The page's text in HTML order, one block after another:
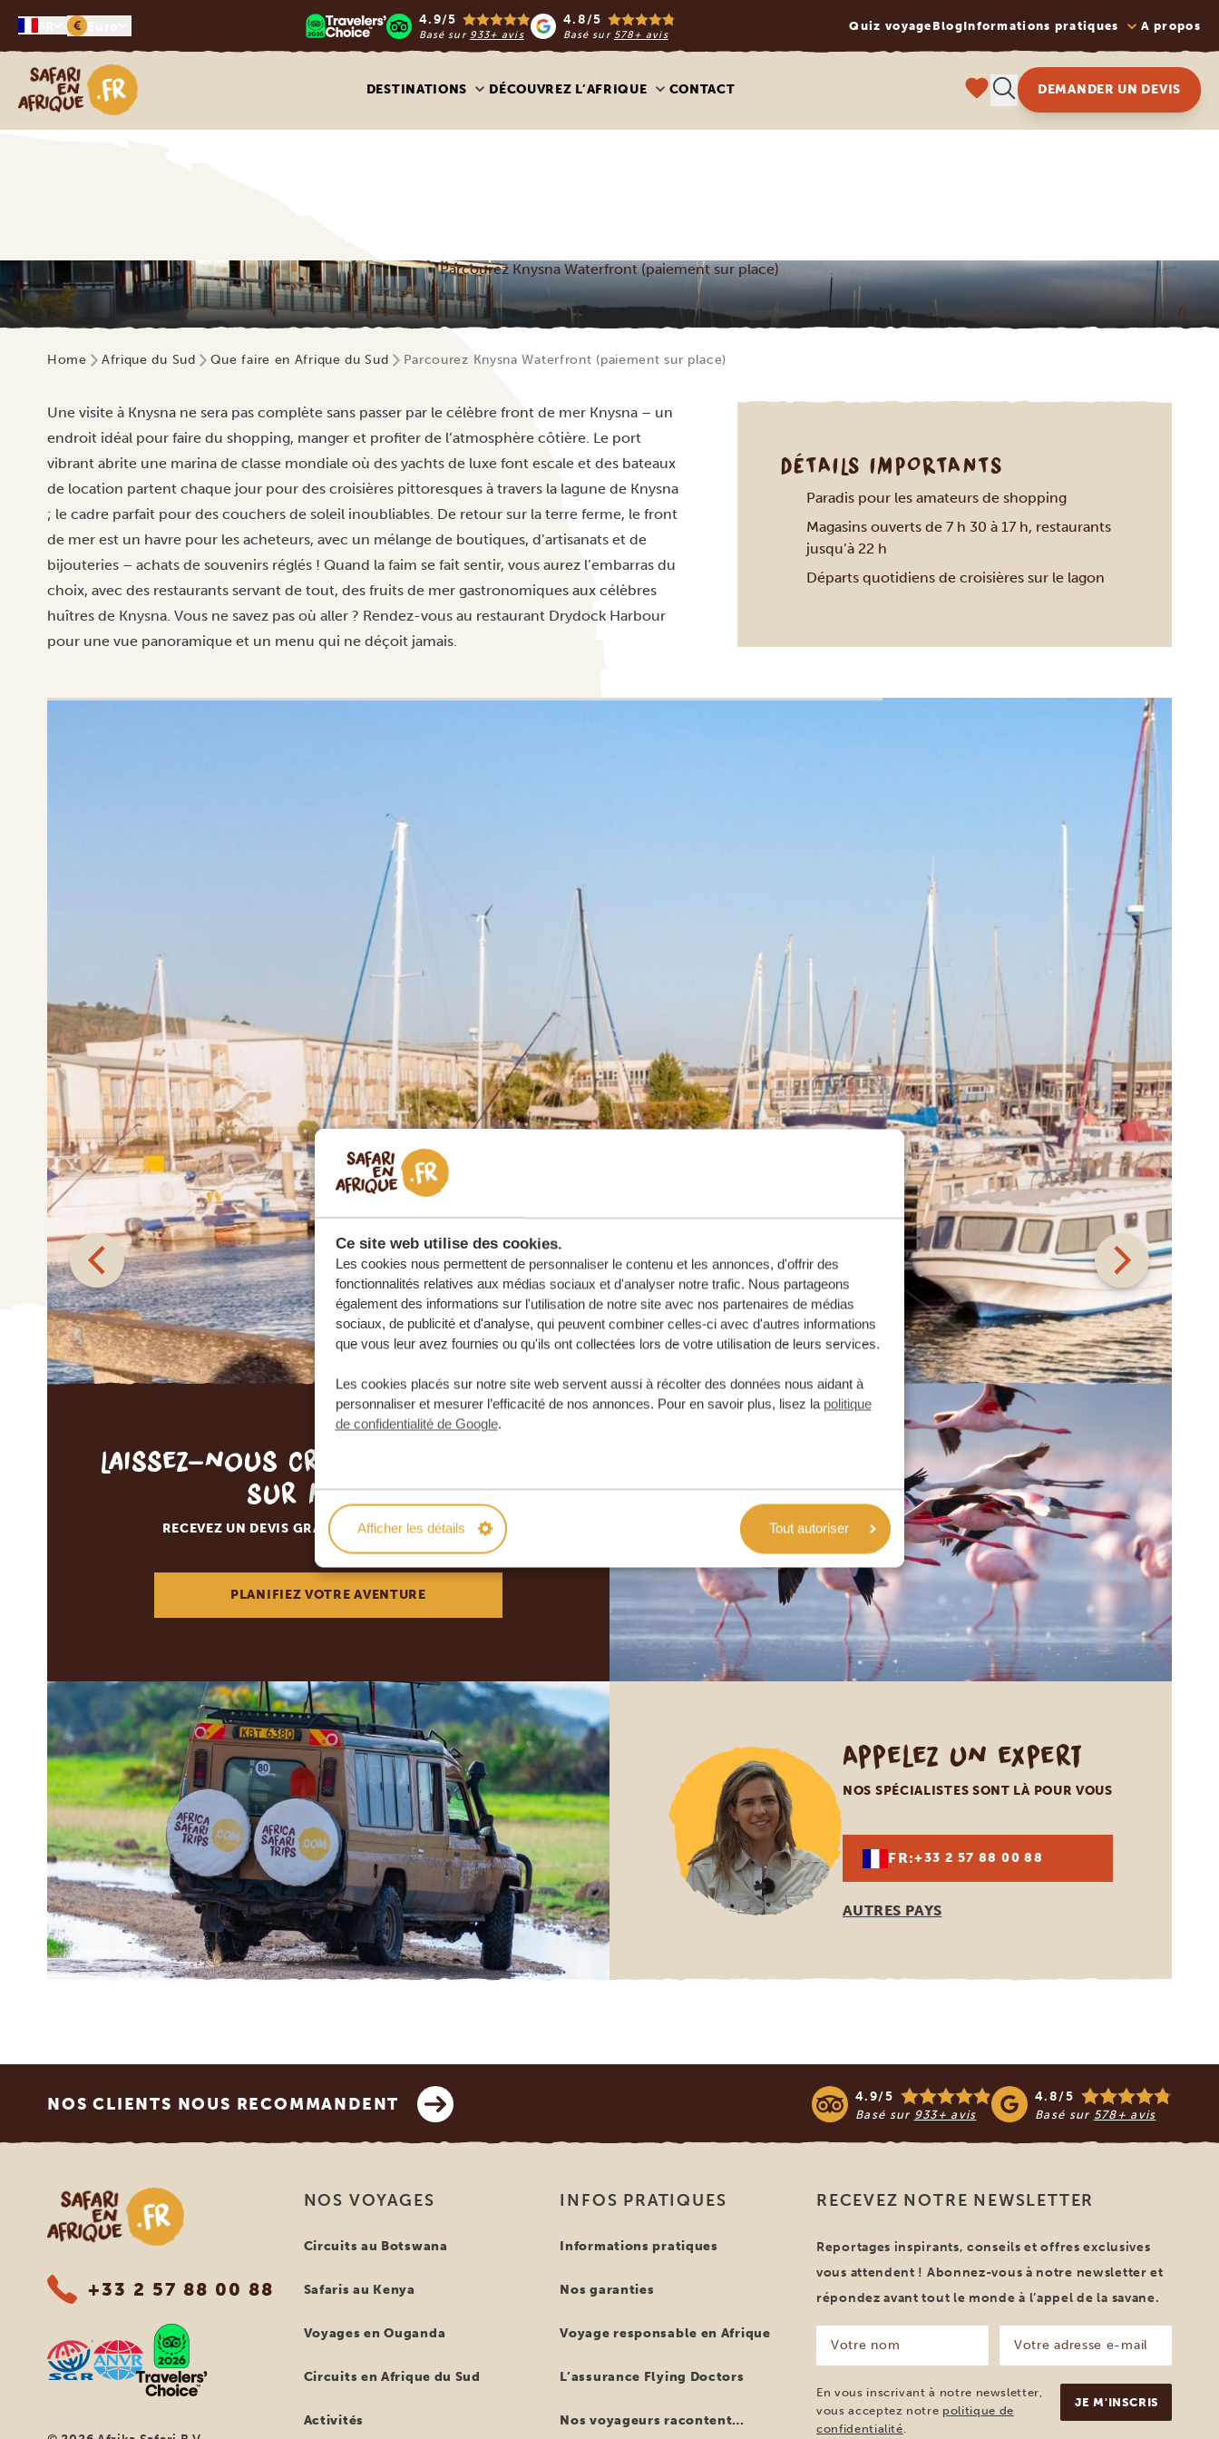
Ce site web utilise des cookies.
Les cookies nous permettent de personnaliser le contenu et les annonces, d'offrir des
fonctionnalités relatives aux médias sociaux et d'analyser notre trafic. Nous partageons
également des informations sur l'utilisation de notre site avec nos partenaires de médias
sociaux, de publicité et d'analyse, qui peuvent combiner celles-ci avec d'autres informations
que vous leur avez fournies ou qu'ils ont collectées lors de votre utilisation de leurs services.
Les cookies placés sur notre site web servent aussi à récolter des données nous aidant à
personnaliser et mesurer l’efficacité de nos annonces. Pour en savoir plus, lisez la politique
de confidentialité de Google.
Afficher les détails Tout autoriser
€ 4.9/5
Basé sur 933+ avis
4.8/5
Basé sur 578+ avis
Quiz voyage BlogInformations pratiques A propos
Safari en Afrique
DESTINATIONS DÉCOUVREZ L’AFRIQUE CONTACT DEMANDER UN DEVIS
Parcourez Knysna Waterfront (paiement sur place)
Home Afrique du Sud Que faire en Afrique du Sud Parcourez Knysna Waterfront (paiement sur place)
Une visite à Knysna ne sera pas complète sans passer par le célèbre front de mer Knysna – un
endroit idéal pour faire du shopping, manger et profiter de l’atmosphère côtière. Le port
vibrant abrite une marina de classe mondiale où des yachts de luxe font escale et des bateaux
de location partent chaque jour pour des croisières pittoresques à travers la lagune de Knysna
; le cadre parfait pour des couchers de soleil inoubliables. De retour sur la terre ferme, le front
de mer est un havre pour les acheteurs, avec un mélange de boutiques, d’artisanats et de
bijouteries – achats de souvenirs réglés ! Quand la faim se fait sentir, vous aurez l’embarras du
choix, avec des restaurants servant de tout, des fruits de mer gastronomiques aux célèbres
huîtres de Knysna. Vous ne savez pas où aller ? Rendez-vous au restaurant Drydock Harbour
pour une vue panoramique et un menu qui ne déçoit jamais.
DÉTAILS IMPORTANTS
Paradis pour les amateurs de shopping
Magasins ouverts de 7 h 30 à 17 h, restaurants
jusqu’à 22 h
Départs quotidiens de croisières sur le lagon
Laissez-nous créer votre voyage
sur mesure
RECEVEZ UN DEVIS GRATUIT, SANS ENGAGEMENT
PLANIFIEZ VOTRE AVENTURE
Appelez un expert
NOS SPÉCIALISTES SONT LÀ POUR VOUS
FR:+33 2 57 88 00 88
AUTRES PAYS
NOS CLIENTS NOUS RECOMMANDENT 4.9/5
Basé sur 933+ avis
4.8/5
Basé sur 578+ avis
Safari en Afrique
+33 2 57 88 00 88
NOS VOYAGES
Circuits au Botswana
Safaris au Kenya
Voyages en Ouganda
Circuits en Afrique du Sud
Activités
INFOS PRATIQUES
Informations pratiques
Nos garanties
Voyage responsable en Afrique
L’assurance Flying Doctors
Nos voyageurs racontent…
RECEVEZ NOTRE NEWSLETTER
Reportages inspirants, conseils et offres exclusives
vous attendent ! Abonnez-vous à notre newsletter et
répondez avant tout le monde à l’appel de la savane.
nom
(Nécessaire)
adresse
e-
mail
(Nécessaire)
En vous inscrivant à notre newsletter,
vous acceptez notre politique de
confidentialité.